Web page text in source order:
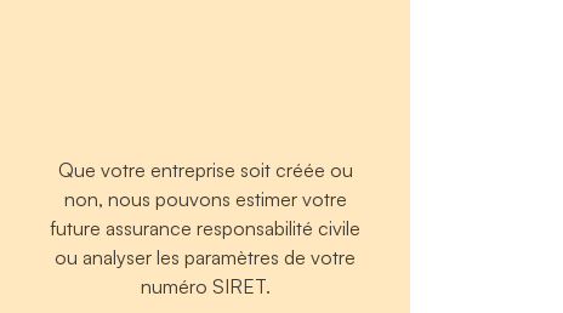
Que votre entreprise soit créée ou
non, nous pouvons estimer votre
future assurance responsabilité civile
ou analyser les paramètres de votre
numéro SIRET.